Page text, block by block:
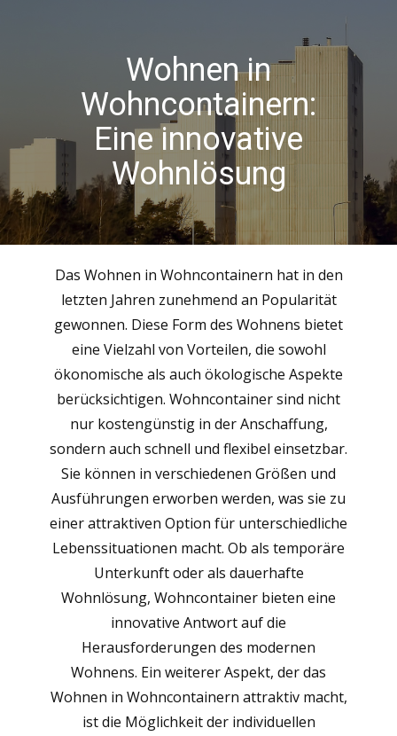
Wohnen in
Wohncontainern:
Eine innovative
Wohnlösung
Das Wohnen in Wohncontainern hat in den
letzten Jahren zunehmend an Popularität
gewonnen. Diese Form des Wohnens bietet
eine Vielzahl von Vorteilen, die sowohl
ökonomische als auch ökologische Aspekte
berücksichtigen. Wohncontainer sind nicht
nur kostengünstig in der Anschaffung,
sondern auch schnell und flexibel einsetzbar.
Sie können in verschiedenen Größen und
Ausführungen erworben werden, was sie zu
einer attraktiven Option für unterschiedliche
Lebenssituationen macht. Ob als temporäre
Unterkunft oder als dauerhafte
Wohnlösung, Wohncontainer bieten eine
innovative Antwort auf die
Herausforderungen des modernen
Wohnens. Ein weiterer Aspekt, der das
Wohnen in Wohncontainern attraktiv macht,
ist die Möglichkeit der individuellen